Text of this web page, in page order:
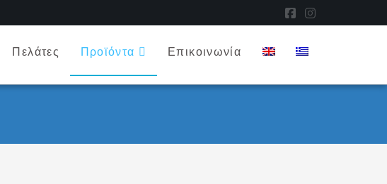
Facebook
Instagram
Πελάτες Προϊόντα Επικοινωνία